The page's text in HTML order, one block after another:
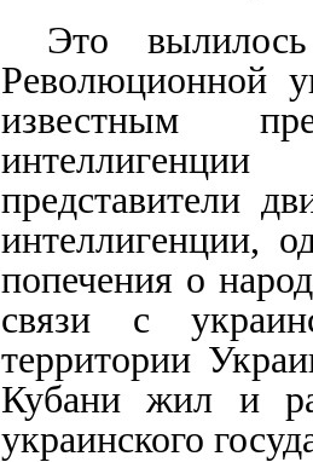
Это
Революционной
известным
представители
интеллигенции,
попечения о
связи с
территории
Кубани жил и
украинского